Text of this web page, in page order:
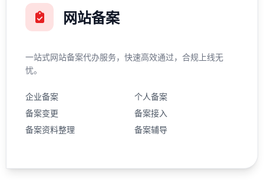
网站备案
一站式网站备案代办服务，快速高效通过，合规上线无
忧。
企业备案
个人备案
备案变更
备案接入
备案资料整理
备案辅导